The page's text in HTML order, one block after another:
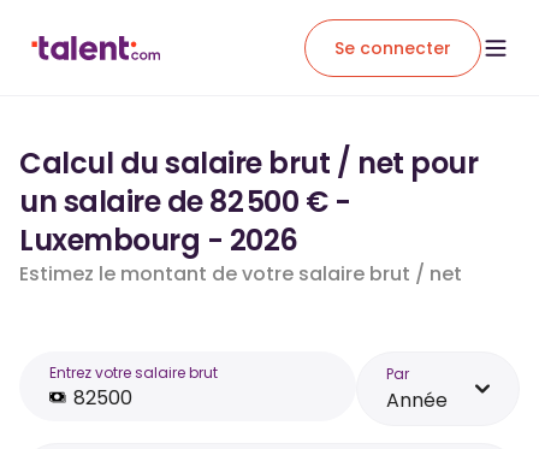
Se connecter
Calcul du salaire brut / net pour
un salaire de 82 500 € -
Luxembourg - 2026
Estimez le montant de votre salaire brut / net
Entrez votre salaire brut Par
Année